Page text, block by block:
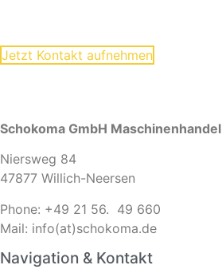
Jetzt Kontakt aufnehmen
Schokoma GmbH Maschinenhandel
Niersweg 84
47877 Willich-Neersen
Phone: +49 21 56. 49 660
Mail: info(at)schokoma.de
Navigation & Kontakt